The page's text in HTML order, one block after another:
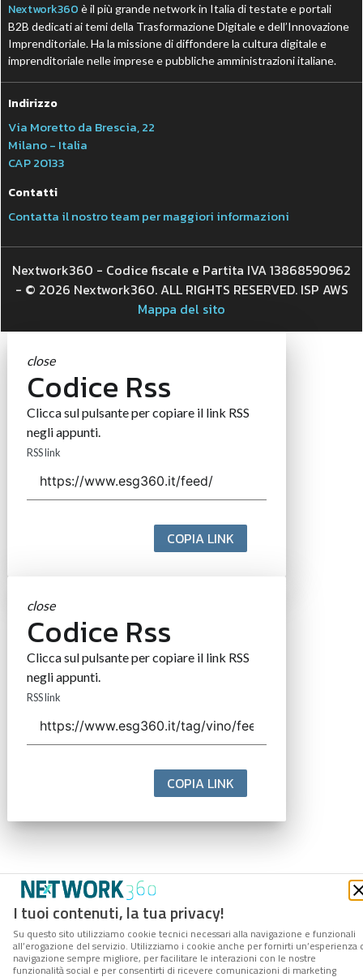
I tuoi contenuti, la tua privacy!
Su questo sito utilizziamo cookie tecnici necessari alla navigazione e funzionali
all’erogazione del servizio. Utilizziamo i cookie anche per fornirti un’esperienza
navigazione sempre migliore, per facilitare le interazioni con le nostre
funzionalità social e per consentirti di ricevere comunicazioni di marketing
Nextwork360 è il più grande network in Italia di testate e portali
B2B dedicati ai temi della Trasformazione Digitale e dell’Innovazione
Imprenditoriale. Ha la missione di diffondere la cultura digitale e
imprenditoriale nelle imprese e pubbliche amministrazioni italiane.
Indirizzo
Via Moretto da Brescia, 22
Milano - Italia
CAP 20133
Contatti
Contatta il nostro team per maggiori informazioni
Nextwork360 - Codice fiscale e Partita IVA 13868590962
- © 2026 Nextwork360. ALL RIGHTS RESERVED. ISP AWS
Mappa del sito
close
Codice Rss
Clicca sul pulsante per copiare il link RSS
negli appunti.
RSS link
COPIA LINK
close
Codice Rss
Clicca sul pulsante per copiare il link RSS
negli appunti.
RSS link
COPIA LINK